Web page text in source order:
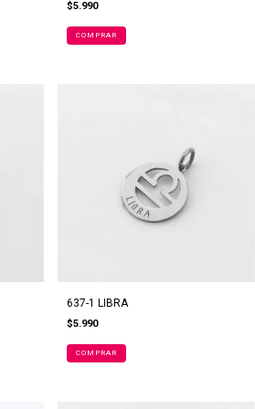
$5.990
637-1 LIBRA
$5.990